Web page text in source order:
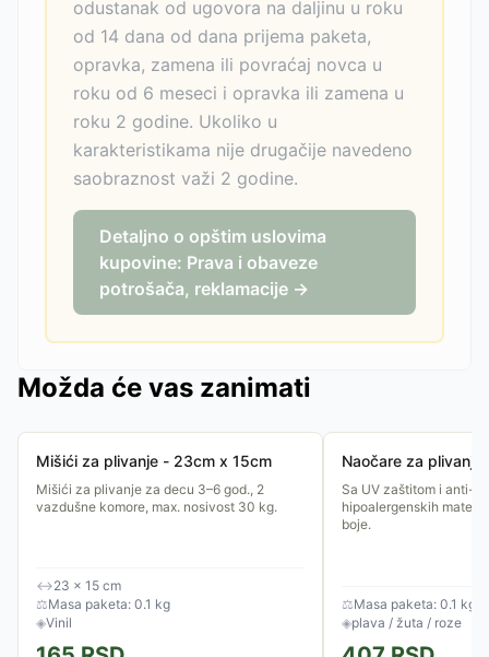
odustanak od ugovora na daljinu u roku
od 14 dana od dana prijema paketa,
opravka, zamena ili povraćaj novca u
roku od 6 meseci i opravka ili zamena u
roku 2 godine. Ukoliko u
karakteristikama nije drugačije navedeno
saobraznost važi 2 godine.
Detaljno o opštim uslovima
kupovine: Prava i obaveze
potrošača, reklamacije →
Možda će vas zanimati
Mišići za plivanje - 23cm x 15cm
Mišići za plivanje za decu 3–6 god., 2
vazdušne komore, max. nosivost 30 kg.
↔23 × 15 cm
⚖Masa paketa: 0.1 kg
◈Vinil
Naočare za plivanje
Sa UV zaštitom i anti-
hipoalergenskih
boje.
⚖Masa paketa: 0.1 kg
◈plava / žuta / roze